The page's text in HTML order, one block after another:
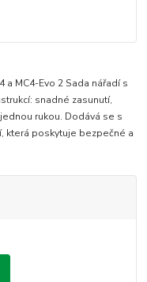
a MC4-Evo 2 Sada nářadí s
snadné zasunutí,
rukou. Dodává se s
která poskytuje bezpečné a